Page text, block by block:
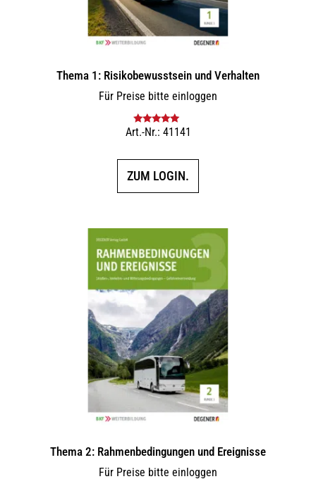
Thema 1: Risikobewusstsein und Verhalten
Für Preise bitte einloggen
Bewertet mit
Art.-Nr.: 41141
ZUM LOGIN.
Thema 2: Rahmenbedingungen und Ereignisse
Für Preise bitte einloggen